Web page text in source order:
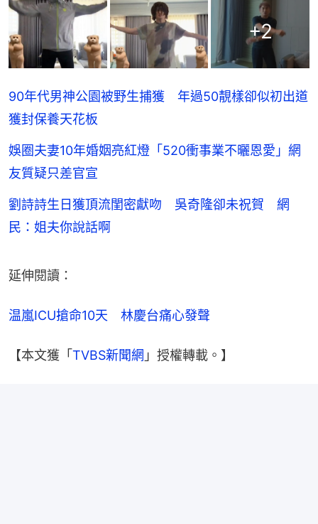
+2
90年代男神公園被野生捕獲 年過50靚樣卻似初出道
獲封保養天花板
娛圈夫妻10年婚姻亮紅燈「520衝事業不曬恩愛」網
友質疑只差官宣
劉詩詩生日獲頂流閨密獻吻 吳奇隆卻未祝賀 網
民：姐夫你說話啊
延伸閱讀：
温嵐ICU搶命10天　林慶台痛心發聲
【本文獲「 TVBS新聞網 」授權轉載。】